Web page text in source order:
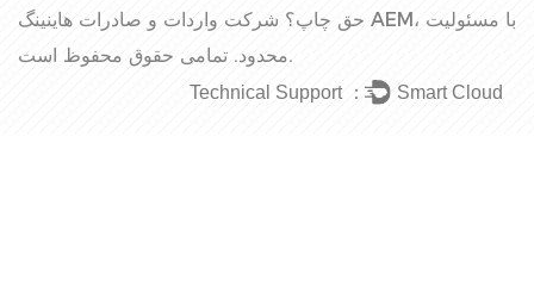
حق چاپ؟ شرکت واردات و صادرات هاینینگ AEM، با مسئولیت
محدود.تمامی حقوق محفوظ است.
Technical Support ： Smart Cloud